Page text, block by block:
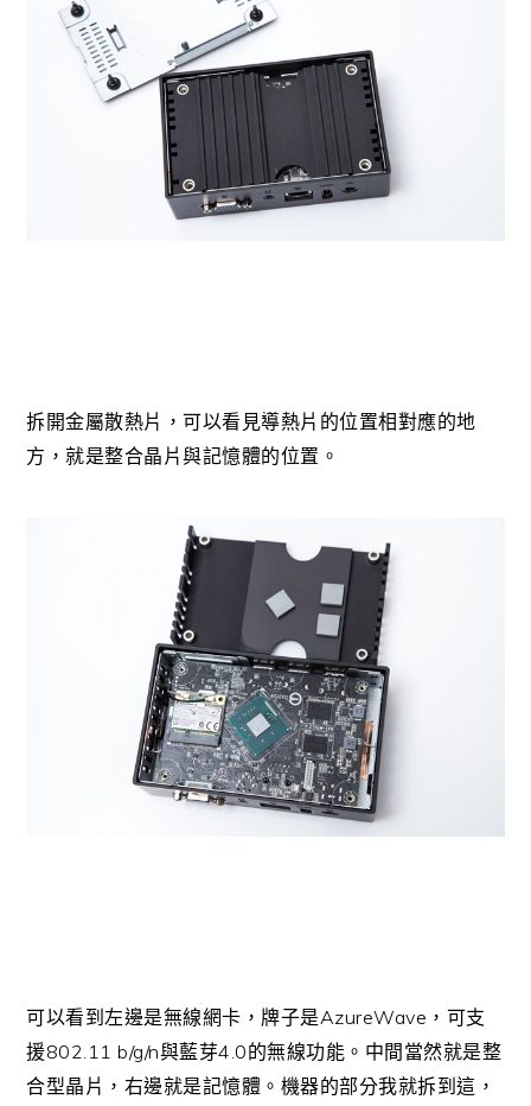
拆開金屬散熱片，可以看見導熱片的位置相對應的地
方，就是整合晶片與記憶體的位置。
可以看到左邊是無線網卡，牌子是AzureWave ，可支
援802.11 b/g/n與藍芽4.0的無線功能。中間當然就是整
合型晶片，右邊就是記憶體。機器的部分我就拆到這，